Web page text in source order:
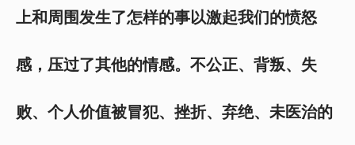
上和周围发生了怎样的事以激起我们的愤怒
感，压过了其他的情感。不公正、背叛、失
败、个人价值被冒犯、挫折、弃绝、未医治的